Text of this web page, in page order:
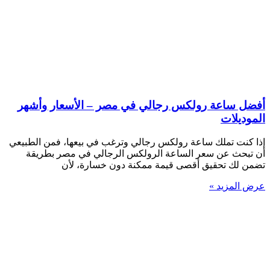
أفضل ساعة رولكس رجالي في مصر – الأسعار وأشهر
الموديلات
إذا كنت تملك ساعة رولكس رجالي وترغب في بيعها، فمن الطبيعي
أن تبحث عن سعر الساعة الرولكس الرجالي في مصر بطريقة
تضمن لك تحقيق أقصى قيمة ممكنة دون خسارة، لأن
عرض المزيد »